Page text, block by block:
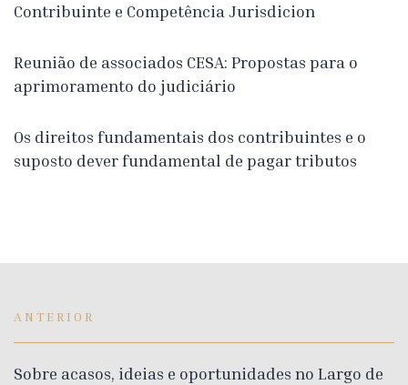
Contribuinte e Competência Jurisdicion
Reunião de associados CESA: Propostas para o
aprimoramento do judiciário
Os direitos fundamentais dos contribuintes e o
suposto dever fundamental de pagar tributos
ANTERIOR
Sobre acasos, ideias e oportunidades no Largo de